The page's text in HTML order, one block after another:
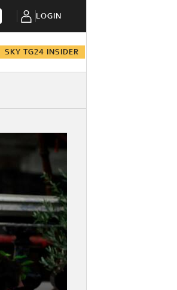
LOGIN
SKY TG24 INSIDER